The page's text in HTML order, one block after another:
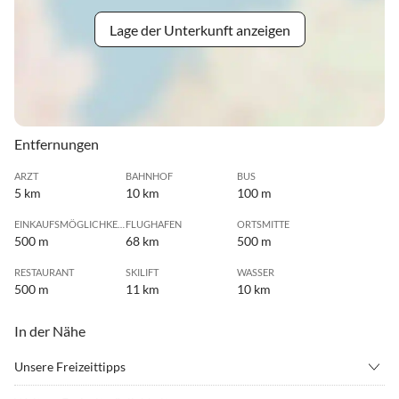
Lage der Unterkunft anzeigen
Entfernungen
ARZT
5 km
BAHNHOF
10 km
BUS
100 m
500 m
FLUGHAFEN
68 km
ORTSMITTE
500 m
RESTAURANT
500 m
SKILIFT
11 km
WASSER
10 km
In der Nähe
Unsere Freizeittipps